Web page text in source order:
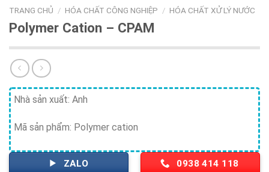
TRANG CHỦ / HÓA CHẤT CÔNG NGHIỆP / HÓA CHẤT XỬ LÝ NƯỚC
Polymer Cation – CPAM
Nhà sản xuất: Anh
Mã sản phẩm: Polymer cation
ZALO 0938 414 118